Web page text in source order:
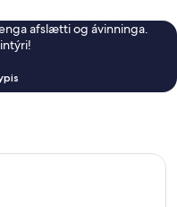
afslætti og ávinninga.